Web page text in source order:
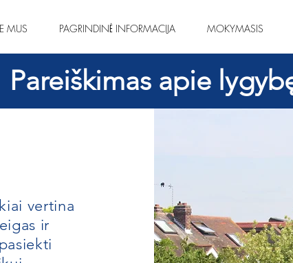
MUS PAGRINDINĖ INFORMACIJA MOKYMASIS
Pareiškimas apie
vertina
ir